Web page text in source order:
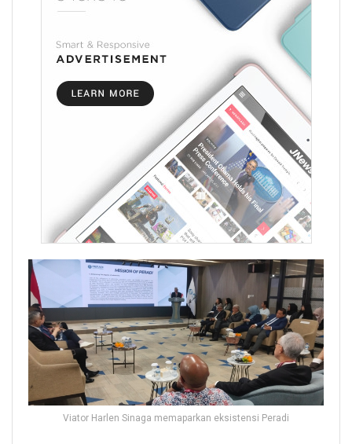
Viator Harlen Sinaga memaparkan eksistensi Peradi